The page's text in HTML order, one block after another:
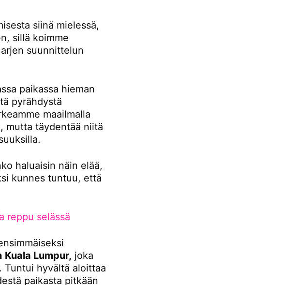
siinä mielessä,
sillä koimme
suunnittelun
paikassa hieman
pyrähdystä
maailmalla
mutta täydentää niitä
haluaisin näin elää,
kunnes tuntuu, että
reppu selässä
Kuala Lumpur, joka
Tuntui hyvältä aloittaa
paikasta pitkään